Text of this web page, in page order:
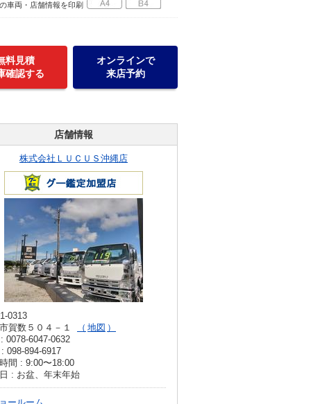
車両・店舗情報を印刷
料見積
確認する
オンラインで
来店予約
店舗情報
株式会社ＬＵＣＵＳ沖縄店
0313
賀数５０４－１
地図
0078-6047-0632
: 098-894-6917
間 : 9:00〜18:00
: お盆、年末年始